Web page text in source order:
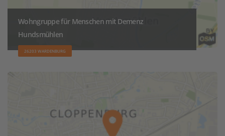
Wohngruppe für Menschen mit Demenz
Hundsmühlen
26203 WARDENBURG